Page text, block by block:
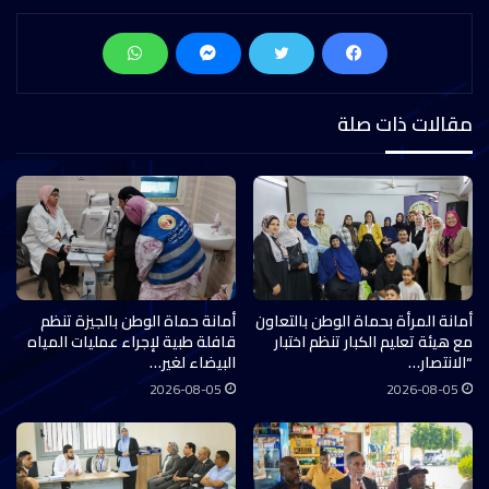
مقالات ذات صلة
أمانة المرأة بحماة الوطن بالتعاون
مع هيئة تعليم الكبار تنظم اختبار
“الانتصار…
2026-08-05
أمانة حماة الوطن بالجيزة تنظم
قافلة طبية لإجراء عمليات المياه
البيضاء لغير…
2026-08-05